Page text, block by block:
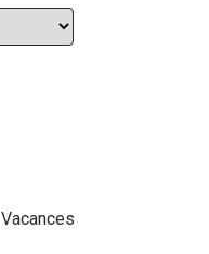
Vacances